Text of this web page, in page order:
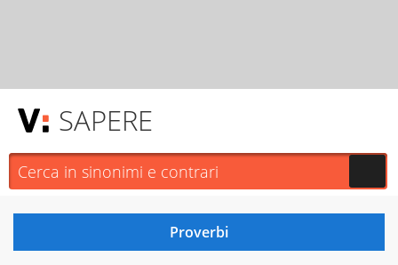
SAPERE